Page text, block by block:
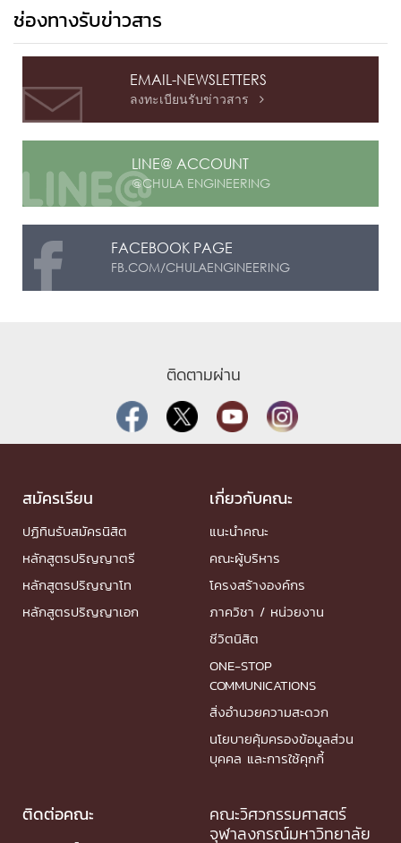
ช่องทางรับข่าวสาร
EMAIL-NEWSLETTERS
ลงทะเบียนรับข่าวสาร 
LINE@ ACCOUNT
@CHULA ENGINEERING
FACEBOOK PAGE
FB.COM/CHULAENGINEERING
ติดตามผ่าน
สมัครเรียน
ปฏิทินรับสมัครนิสิต
หลักสูตรปริญญาตรี
หลักสูตรปริญญาโท
หลักสูตรปริญญาเอก
เกี่ยวกับคณะ
แนะนำคณะ
คณะผู้บริหาร
โครงสร้างองค์กร
ภาควิชา / หน่วยงาน
ชีวิตนิสิต
ONE-STOP
COMMUNICATIONS
สิ่งอำนวยความสะดวก
นโยบายคุ้มครองข้อมูลส่วน
บุคคล และการใช้คุกกี้
ติดต่อคณะ
คณะวิศวกรรมศาสตร์
จุฬาลงกรณ์มหาวิทยาลัย